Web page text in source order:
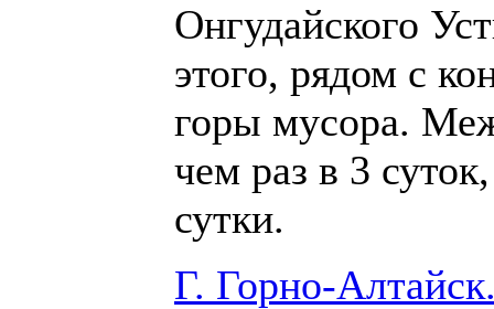
Онгудайского
этого, рядом с
горы мусора.
чем раз в 3
сутки.
Г. Горно-